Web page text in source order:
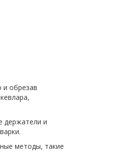
и обрезав
держатели и
методы, такие